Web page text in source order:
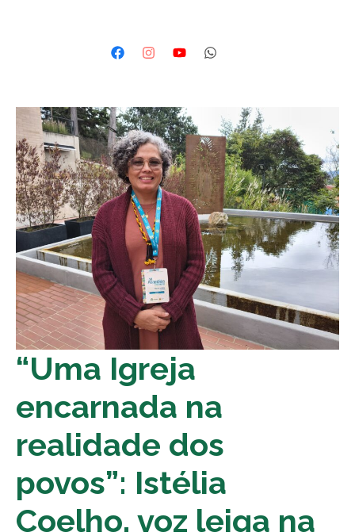
“Uma Igreja
encarnada na
realidade dos
povos”: Istélia
Coelho, voz leiga na